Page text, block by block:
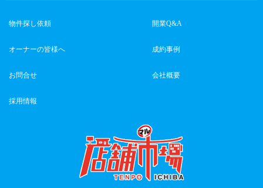
物件探し依頼 開業Q&A
オーナーの皆様へ 成約事例
お問合せ 会社概要
採用情報